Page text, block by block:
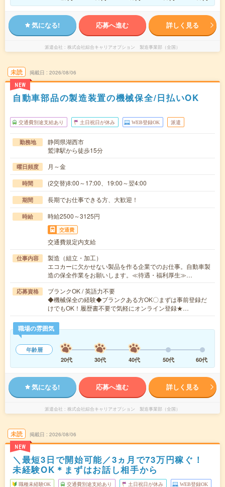
気になる! 応募へ進む 詳しく見る
派遣会社 株式会社綜合キャリアオプション 製造事業部（全国）
未読
NEW
掲載日 2026/08/06
自動車部品の製造装置の機械保全/日払いOK
交通費別途支給あり 土日祝日が休み WEB登録OK 派遣
勤務地
静岡県湖西市
鷲津駅から徒歩15分
曜日頻度 月～金
時間 (2交替)8:00～17:00、19:00～翌4:00
期間 長期でお仕事できる方、大歓迎！
時給 時給2500～3125円
交通費
交通費規定内支給
仕事内容
製造（組立・加工）
エコカーに欠かせない製品を作る企業でのお仕事。自動車製
造の保全作業をお願いします。≪待遇・福利厚生≫…
応募資格
ブランクOK / 英語力不要
◆機械保全の経験◆ブランクある方OK〇まずは事前登録だ
けでもOK！履歴書不要で気軽にオンライン登録★…
職場の雰囲気
年齢層
20代
30代 40代 50代 60代
気になる! 応募へ進む 詳しく見る
派遣会社 株式会社綜合キャリアオプション 製造事業部（全国）
未読
NEW
掲載日 2026/08/06
＼最短3日で開始可能／3ヵ月で73万円稼ぐ！
未経験OK＊まずはお話し相手から
職種未経験OK 交通費別途支給あり 土日祝日が休み WEB登録OK